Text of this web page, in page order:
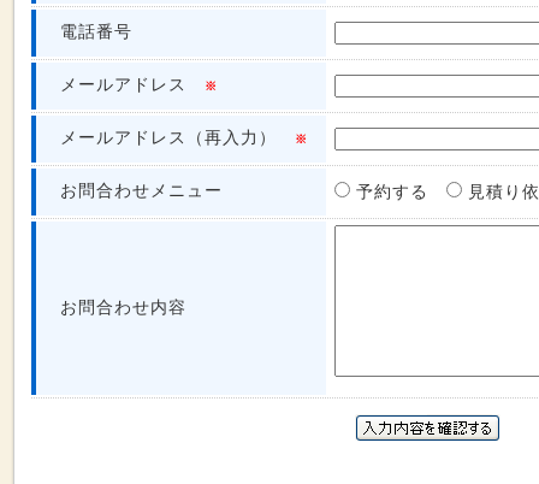
電話番号
メールアドレス ※
メールアドレス（再入力） ※
お問合わせメニュー 予約する 見積り
お問合わせ内容